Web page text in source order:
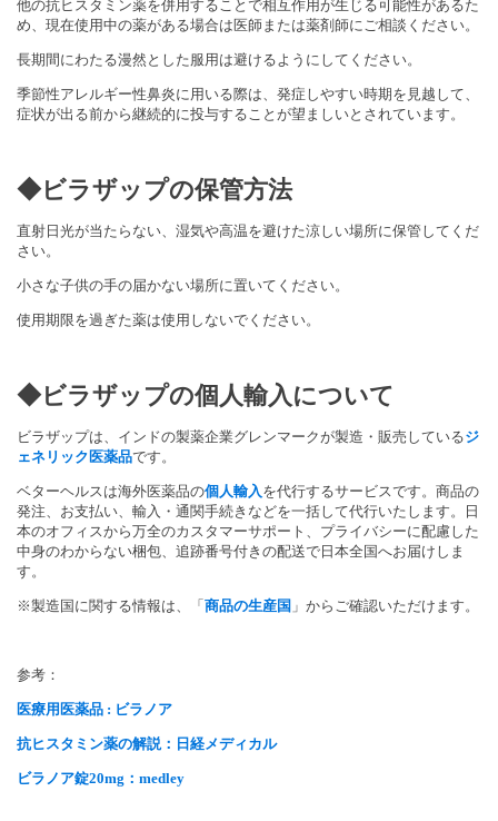
他の抗ヒスタミン薬を併用することで相互作用が生じる可能性があるた
め、現在使用中の薬がある場合は医師または薬剤師にご相談ください。
長期間にわたる漫然とした服用は避けるようにしてください。
季節性アレルギー性鼻炎に用いる際は、 発症しやすい時期を見越して、
症状が出る前から継続的に投与することが望ましいとされています 。
◆ビラザップの保管方法
直射日光が当たらない、湿気や高温を避けた涼しい場所に保管してく だ
さい。
小さな子供の手の届かない場所に置いてく ださい。
使用期限を過ぎた薬は使用しないでください。
◆ビラザップの個人輸入について
ビラザップは、インドの製薬企業グレンマークが製造・ 販売しているジ
ェネリック医薬品です。
ベターヘルスは海外医薬品の個人輸入 を代行するサービスです。 商品の
発注、お支払い、輸入・ 通関手続きなどを一括して代行いたします。
日
本のオフィスから万全のカスタマーサポート、 プライバシーに配慮した
中身のわからない梱包、 追跡番号付きの配送で日本全国へお届けしま
す。
※製造国に関する情報は、「商品の生産国 」 からご確認いただけます。
参考：
医療用医薬品 : ビラノア
抗ヒスタミン薬の解説：日経メディカル
ビラノア錠20mg：medley